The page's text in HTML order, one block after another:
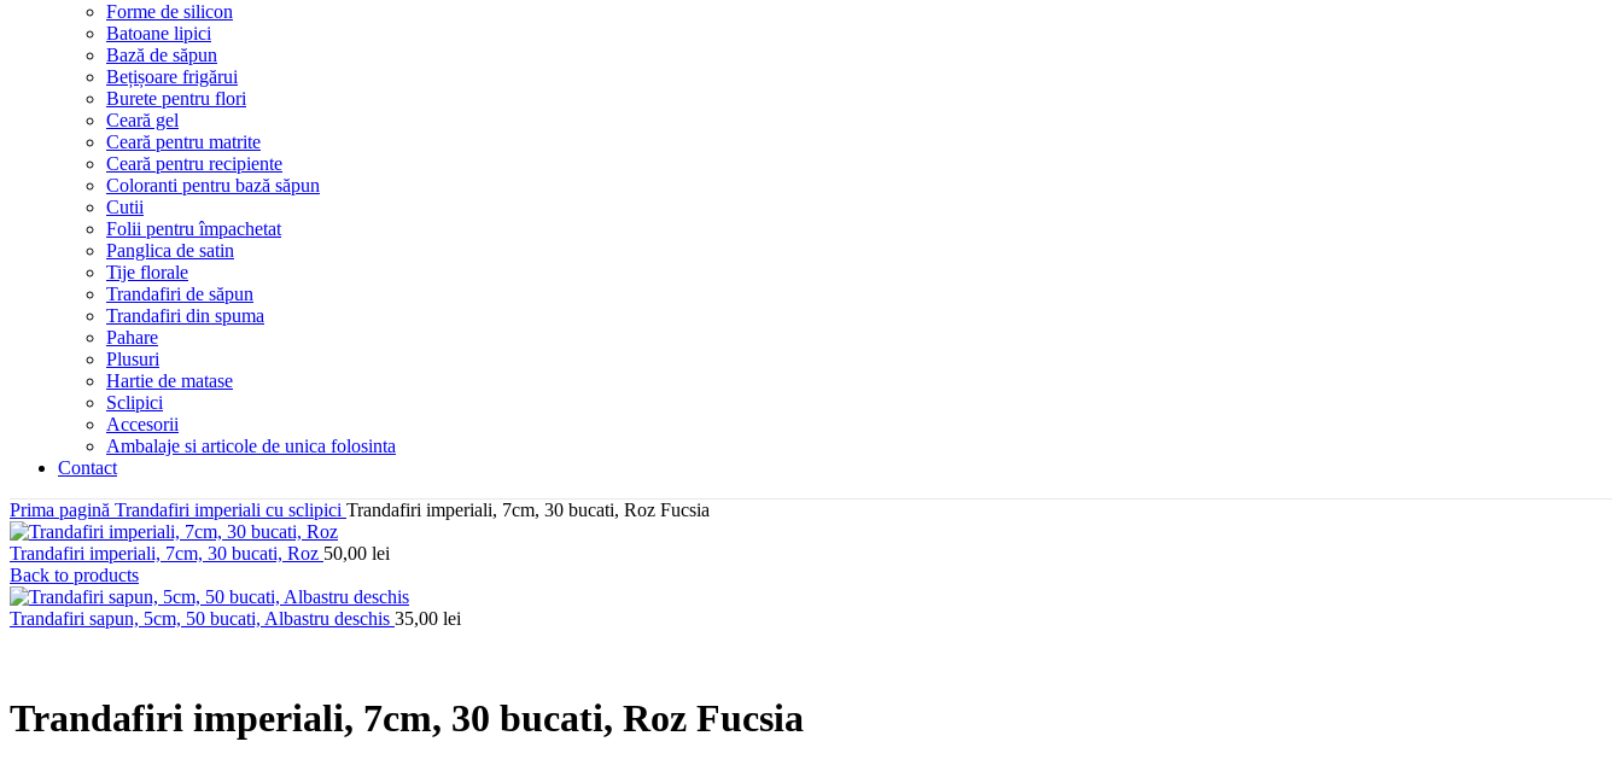
Forme de silicon
Batoane lipici
Bază de săpun
Bețișoare frigărui
Burete pentru flori
Ceară gel
Ceară pentru matrite
Ceară pentru recipiente
Coloranti pentru bază săpun
Cutii
Folii pentru împachetat
Panglica de satin
Tije florale
Trandafiri de săpun
Trandafiri din spuma
Pahare
Plusuri
Hartie de matase
Sclipici
Accesorii
Ambalaje si articole de unica folosinta
Contact
Prima pagină Trandafiri imperiali cu sclipici Trandafiri imperiali, 7cm, 30 bucati, Roz Fucsia
Trandafiri imperiali, 7cm, 30 bucati, Roz 50,00 lei
Back to products
Trandafiri sapun, 5cm, 50 bucati, Albastru deschis 35,00 lei
Trandafiri imperiali, 7cm, 30 bucati, Roz Fucsia